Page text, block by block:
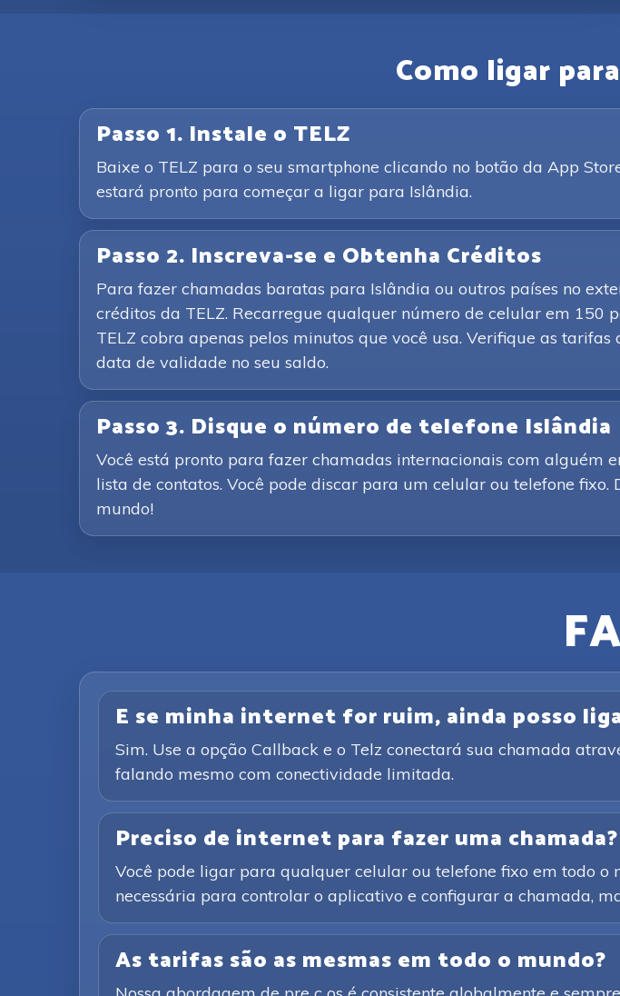
Como ligar
Passo 1. Instale o TELZ
Baixe o TELZ para o seu smartphone clicando no botão da App
estará pronto para começar a ligar para Islândia.
Passo 2. Inscreva-se e Obtenha Créditos
Para fazer chamadas baratas para Islândia ou outros países no
créditos da TELZ. Recarregue qualquer número de celular em 150
TELZ cobra apenas pelos minutos que você usa. Verifique as
data de validade no seu saldo.
Passo 3. Disque o número de telefone Islândia
Você está pronto para fazer chamadas internacionais com alguém
lista de contatos. Você pode discar para um celular ou telefone
mundo!
E se minha internet for ruim, ainda posso
Sim. Use a opção Callback e o Telz conectará sua chamada
falando mesmo com conectividade limitada.
Preciso de internet para fazer uma chamada?
Você pode ligar para qualquer celular ou telefone fixo em todo
necessária para controlar o aplicativo e configurar a chamada,
As tarifas são as mesmas em todo o mundo?